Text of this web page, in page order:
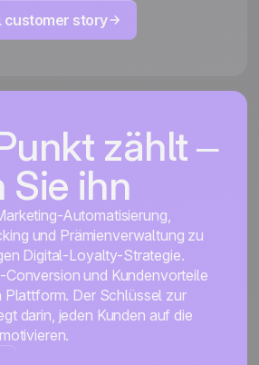
customer story
zählt –
Sie ihn
Automatisierung,
und Prämienverwaltung zu
Digital-Loyalty-Strategie.
Conversion und Kundenvorteile
Plattform. Der Schlüssel zur
darin, jeden Kunden auf die